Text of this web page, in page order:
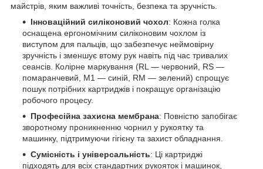
майстрів, яким важливі точність, безпека та зручність.
Інноваційний силіконовий чохол: Кожна голка
оснащена ергономічним силіконовим чохлом із
виступом для пальців, що забезпечує неймовірну
зручність і зменшує втому рук навіть під час тривалих
сеансів. Колірне маркування (RL — червоний, RS —
помаранчевий, M1 — синій, RM — зелений) спрощує
пошук потрібних картриджів і покращує організацію
робочого процесу.
Професійна захисна мембрана: Повністю запобігає
зворотному проникненню чорнил у рукоятку та
машинку, підтримуючи гігієну та захист обладнання.
Сумісність і універсальність: Ці картриджі
підходять для всіх стандартних рукояток і машинок,